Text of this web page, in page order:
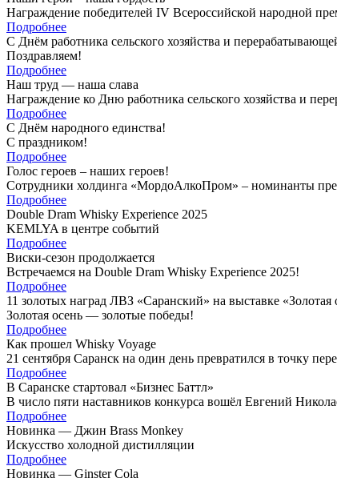
Награждение победителей IV Всероссийской народной
Подробнее
С Днём работника сельского хозяйства и
Поздравляем!
Подробнее
Наш труд — наша слава
Награждение ко Дню работника сельского хозяйства и
Подробнее
С Днём народного единства!
С праздником!
Подробнее
Голос героев – наших героев!
Сотрудники холдинга «МордоАлкоПром» – номинанты
Подробнее
Double Dram Whisky Experience 2025
KEMLYA в центре событий
Подробнее
Виски-сезон продолжается
Встречаемся на Double Dram Whisky Experience 2025!
Подробнее
11 золотых наград ЛВЗ «Саранский» на выставке «Золотая
Золотая осень — золотые победы!
Подробнее
Как прошел Whisky Voyage
21 сентября Саранск на один день превратился в точку
Подробнее
В Саранске стартовал «Бизнес Баттл»
В число пяти наставников конкурса вошёл Евгений
Подробнее
Новинка — Джин Brass Monkey
Искусство холодной дистилляции
Подробнее
Новинка — Ginster Cola